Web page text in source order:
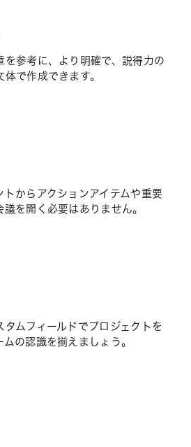
を参考に、より明確で、説得力の
で作成できます。
トからアクションアイテムや重要
を開く必要はありません。
タムフィールドでプロジェクトを
の認識を揃えましょう。